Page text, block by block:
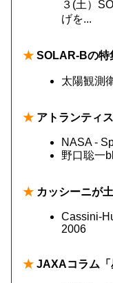
３(土）
げを...
★ SOLAR-Bの特
太陽観測
★ アトランティ
NASA -
野口聡一
★ カッシーニが
Cassini-
2006
★ JAXAコラム「